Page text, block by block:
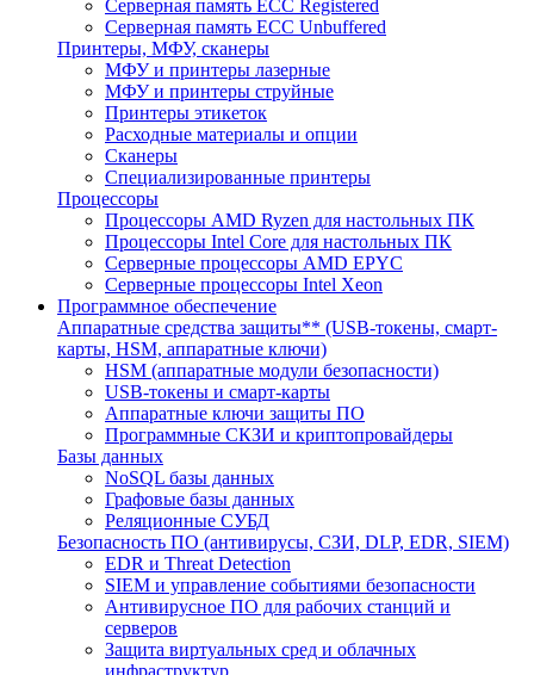
Серверная память ECC Registered
Серверная память ECC Unbuffered
Принтеры, МФУ, сканеры
МФУ и принтеры лазерные
МФУ и принтеры струйные
Принтеры этикеток
Расходные материалы и опции
Сканеры
Специализированные принтеры
Процессоры
Процессоры AMD Ryzen для настольных ПК
Процессоры Intel Core для настольных ПК
Серверные процессоры AMD EPYC
Серверные процессоры Intel Xeon
Программное обеспечение
Аппаратные средства защиты** (USB-токены, смарт-
карты, HSM, аппаратные ключи)
HSM (аппаратные модули безопасности)
USB-токены и смарт-карты
Аппаратные ключи защиты ПО
Программные СКЗИ и криптопровайдеры
Базы данных
NoSQL базы данных
Графовые базы данных
Реляционные СУБД
Безопасность ПО (антивирусы, СЗИ, DLP, EDR, SIEM)
EDR и Threat Detection
SIEM и управление событиями безопасности
Антивирусное ПО для рабочих станций и
серверов
Защита виртуальных сред и облачных
инфраструктур